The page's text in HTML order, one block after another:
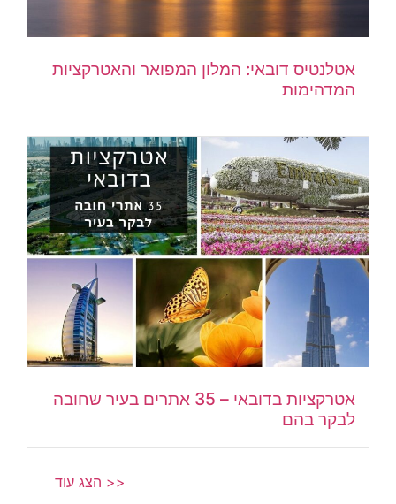
אטלנטיס דובאי: המלון המפואר והאטרקציות
המדהימות
אטרקציות בדובאי – 35 אתרים בעיר שחובה
לבקר בהם
הצג עוד >>